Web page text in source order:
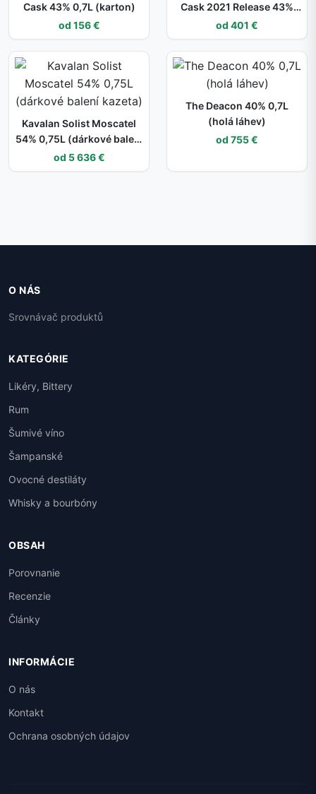
Cask 43% 0,7L (karton)
od 156 €
Cask 2021 Release 43%
0,7L (dárkové balení
kazeta)
od 401 €
Kavalan Solist Moscatel
54% 0,75L (dárkové balení
kazeta)
od 5 636 €
The Deacon 40% 0,7L
(holá láhev)
od 755 €
O NÁS
Srovnávač produktů
KATEGÓRIE
Likéry, Bittery
Rum
Šumivé víno
Šampanské
Ovocné destiláty
Whisky a bourbóny
OBSAH
Porovnanie
Recenzie
Články
INFORMÁCIE
O nás
Kontakt
Ochrana osobných údajov